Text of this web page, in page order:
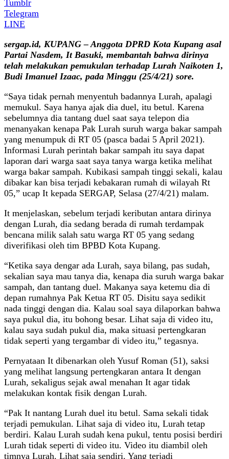
Tumblr
Telegram
LINE
sergap.id, KUPANG – Anggota DPRD Kota Kupang asal
Partai Nasdem, It Basuki, membantah bahwa dirinya
telah melakukan pemukulan terhadap Lurah Naikoten 1,
Budi Imanuel Izaac, pada Minggu (25/4/21) sore.
“Saya tidak pernah menyentuh badannya Lurah, apalagi
memukul. Saya hanya ajak dia duel, itu betul. Karena
sebelumnya dia tantang duel saat saya telepon dia
menanyakan kenapa Pak Lurah suruh warga bakar sampah
yang menumpuk di RT 05 (pasca badai 5 April 2021).
Informasi Lurah perintah bakar sampah itu saya dapat
laporan dari warga saat saya tanya warga ketika melihat
warga bakar sampah. Kubikasi sampah tinggi sekali, kalau
dibakar kan bisa terjadi kebakaran rumah di wilayah Rt
05,” ucap It kepada SERGAP, Selasa (27/4/21) malam.
It menjelaskan, sebelum terjadi keributan antara dirinya
dengan Lurah, dia sedang berada di rumah terdampak
bencana milik salah satu warga RT 05 yang sedang
diverifikasi oleh tim BPBD Kota Kupang.
“Ketika saya dengar ada Lurah, saya bilang, pas sudah,
sekalian saya mau tanya dia, kenapa dia suruh warga bakar
sampah, dan tantang duel. Makanya saya ketemu dia di
depan rumahnya Pak Ketua RT 05. Disitu saya sedikit
nada tinggi dengan dia. Kalau soal saya dilaporkan bahwa
saya pukul dia, itu bohong besar. Lihat saja di video itu,
kalau saya sudah pukul dia, maka situasi pertengkaran
tidak seperti yang tergambar di video itu,” tegasnya.
Pernyataan It dibenarkan oleh Yusuf Roman (51), saksi
yang melihat langsung pertengkaran antara It dengan
Lurah, sekaligus sejak awal menahan It agar tidak
melakukan kontak fisik dengan Lurah.
“Pak It nantang Lurah duel itu betul. Sama sekali tidak
terjadi pemukulan. Lihat saja di video itu, Lurah tetap
berdiri. Kalau Lurah sudah kena pukul, tentu posisi berdiri
Lurah tidak seperti di video itu. Video itu diambil oleh
timnya Lurah. Lihat saja sendiri. Yang terjadi